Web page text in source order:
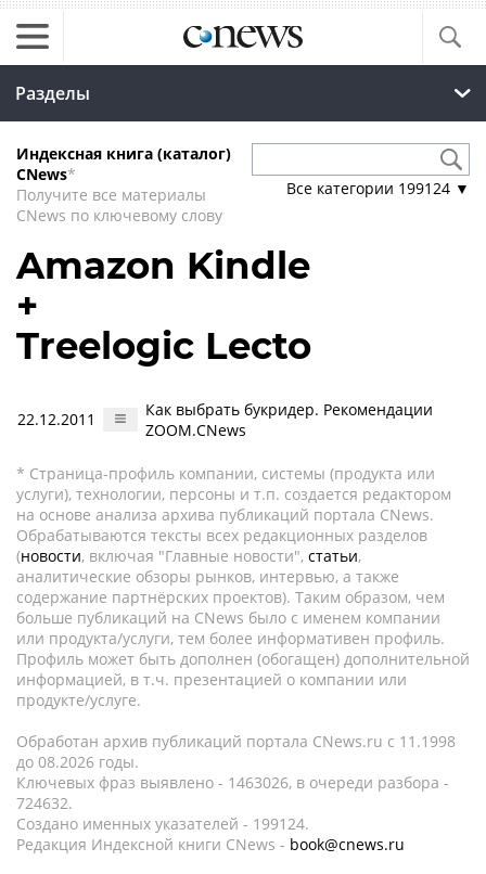
Разделы
Индексная книга (каталог)
CNews*
Получите все материалы
CNews по ключевому слову
Все категории 199124 ▼
Amazon Kindle
+
Treelogic Lecto
22.12.2011
Как выбрать букридер. Рекомендации
ZOOM.CNews
* Страница-профиль компании, системы (продукта или
услуги), технологии, персоны и т.п. создается редактором
на основе анализа архива публикаций портала CNews.
Обрабатываются тексты всех редакционных разделов
(новости, включая "Главные новости", статьи,
аналитические обзоры рынков, интервью, а также
содержание партнёрских проектов). Таким образом, чем
больше публикаций на CNews было с именем компании
или продукта/услуги, тем более информативен профиль.
Профиль может быть дополнен (обогащен) дополнительной
информацией, в т.ч. презентацией о компании или
продукте/услуге.
Обработан архив публикаций портала CNews.ru c 11.1998
до 08.2026 годы.
Ключевых фраз выявлено - 1463026, в очереди разбора -
724632.
Создано именных указателей - 199124.
Редакция Индексной книги CNews - book@cnews.ru